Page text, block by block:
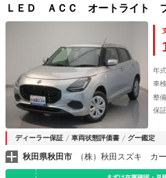
ＬＥＤ ＡＣＣ オートライト
アコン 横滑り防止機能 盗難防
年式
車検
整備
保証
ディーラー保証 車両状態評価書 グー鑑定
秋田県秋田市 （株）秋田スズキ カ